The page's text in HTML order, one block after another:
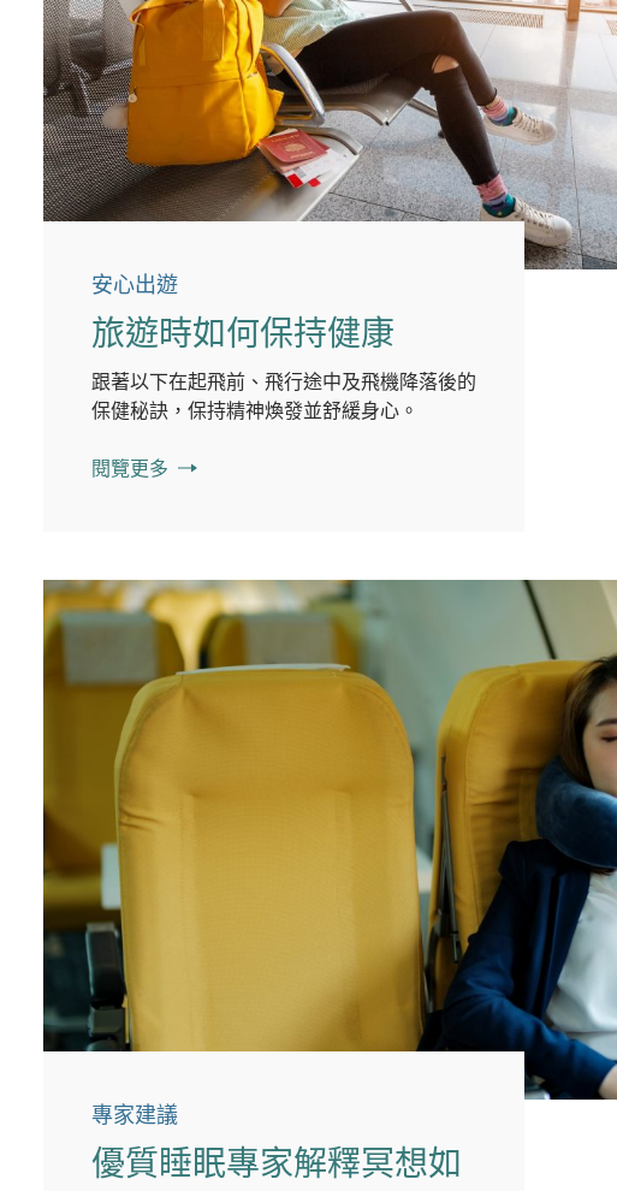
安心出遊
旅遊時如何保持健康
跟著以下在起飛前、飛行途中及飛機降落後的
保健秘訣，保持精神煥發並舒緩身心。
閱覽更多
專家建議
優質睡眠專家解釋冥想如